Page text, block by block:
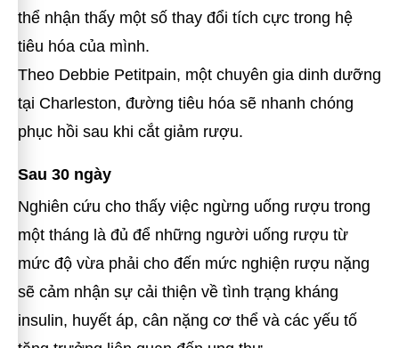
thể nhận thấy một số thay đổi tích cực trong hệ
tiêu hóa của mình.
Theo Debbie Petitpain, một chuyên gia dinh dưỡng
tại Charleston, đường tiêu hóa sẽ nhanh chóng
phục hồi sau khi cắt giảm rượu.
Sau 30 ngày
Nghiên cứu cho thấy việc ngừng uống rượu trong
một tháng là đủ để những người uống rượu từ
mức độ vừa phải cho đến mức nghiện rượu nặng
sẽ cảm nhận sự cải thiện về tình trạng kháng
insulin, huyết áp, cân nặng cơ thể và các yếu tố